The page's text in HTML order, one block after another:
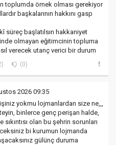
toplumda örnek olması gerekiyor
başkalarının hakkını gasp
süreç başlatılsın hakkaniyet
olmayan eğitimcinin topluma
verecek utanç verici bir durum
(0)
2026 09:35
yokmu lojmanlardan size ne,,,
binlerce genç perişan halde,
olan bu şehrin sorunları
bi kurumun lojmanda
gülünç duruma